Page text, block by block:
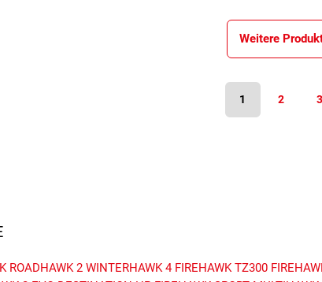
Weitere
1 2 3
ROADHAWK 2 WINTERHAWK 4 FIREHAWK TZ300